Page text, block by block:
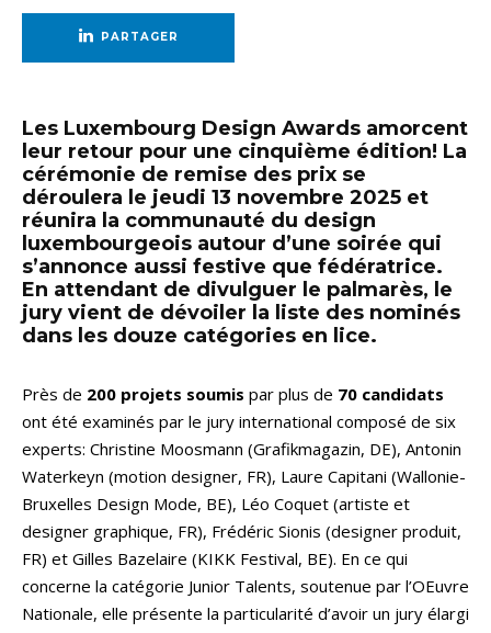
PARTAGER
Les Luxembourg Design Awards amorcent
leur retour pour une cinquième édition! La
cérémonie de remise des prix se
déroulera le jeudi 13 novembre 2025 et
réunira la communauté du design
luxembourgeois autour d’une soirée qui
s’annonce aussi festive que fédératrice.
En attendant de divulguer le palmarès, le
jury vient de dévoiler la liste des nominés
dans les douze catégories en lice.
Près de 200 projets soumis par plus de 70 candidats
ont été examinés par le jury international composé de six
experts: Christine Moosmann (Grafikmagazin, DE), Antonin
Waterkeyn (motion designer, FR), Laure Capitani (Wallonie-
Bruxelles Design Mode, BE), Léo Coquet (artiste et
designer graphique, FR), Frédéric Sionis (designer produit,
FR) et Gilles Bazelaire (KIKK Festival, BE). En ce qui
concerne la catégorie Junior Talents, soutenue par l’OEuvre
Nationale, elle présente la particularité d’avoir un jury élargi